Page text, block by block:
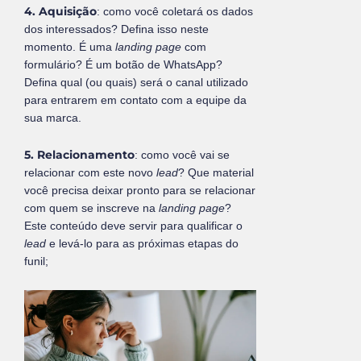
4. Aquisição: como você coletará os dados
dos interessados? Defina isso neste
momento. É uma landing page com
formulário? É um botão de WhatsApp?
Defina qual (ou quais) será o canal utilizado
para entrarem em contato com a equipe da
sua marca.
5. Relacionamento: como você vai se
relacionar com este novo lead? Que material
você precisa deixar pronto para se relacionar
com quem se inscreve na landing page?
Este conteúdo deve servir para qualificar o
lead e levá-lo para as próximas etapas do
funil;